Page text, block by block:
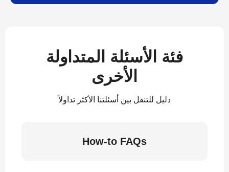
فئة الأسئلة المتداولة
الأخرى
دليل للتنقل بين أسئلتنا الأكثر تداولاً
How-to FAQs